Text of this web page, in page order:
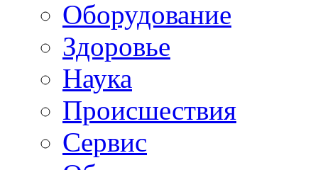
Oборудование
Здоровье
Наука
Происшествия
Сервис